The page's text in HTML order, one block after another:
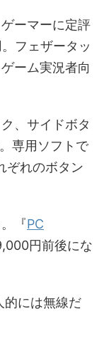
ーマーに定評
フェザータッ
ーム実況者向
、サイドボタ
専用ソフトで
ぞれのボタン
『PC
円前後にな
には無線だ